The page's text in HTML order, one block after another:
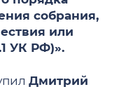
собрания,
или
УК РФ)».
Дмитрий